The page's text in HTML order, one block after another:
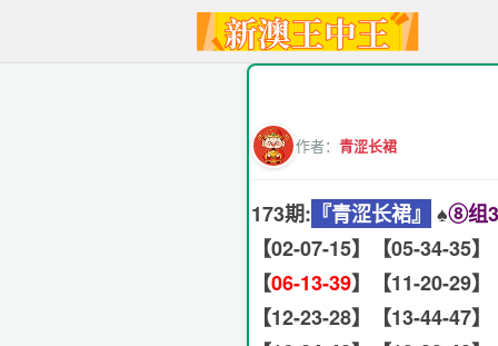
作者： 青涩长裙
173期: 『青涩长裙』 ♠️⑧组
【02-07-15】【05-34-35】
【06-13-39】【11-20-29】
【12-23-28】【13-44-47】